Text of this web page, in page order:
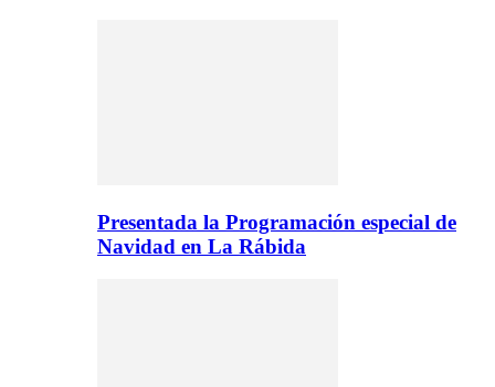
Presentada la Programación especial de
Navidad en La Rábida